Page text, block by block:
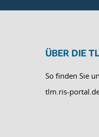
ÜBER DIE
So finden Sie
tlm.ris-